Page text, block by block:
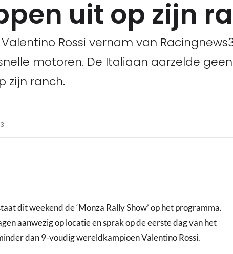
uit op zijn
Rossi vernam van
motoren. De Italiaan aarzelde
zijn ranch.
dit weekend de ‘Monza Rally Show’ op het programma.
aanwezig op locatie en sprak op de eerste dag van het
dan 9-voudig wereldkampioen Valentino Rossi.